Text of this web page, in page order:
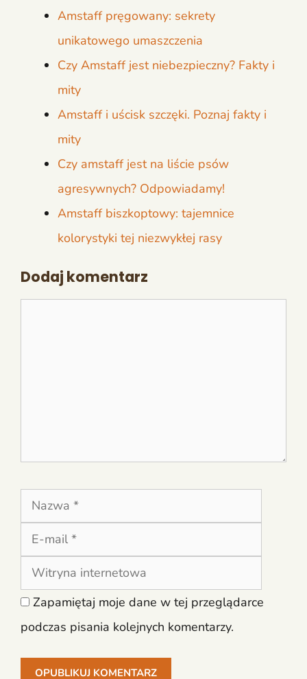
Amstaff pręgowany: sekrety
unikatowego umaszczenia
Czy Amstaff jest niebezpieczny? Fakty i
mity
Amstaff i uścisk szczęki. Poznaj fakty i
mity
Czy amstaff jest na liście psów
agresywnych? Odpowiadamy!
Amstaff biszkoptowy: tajemnice
kolorystyki tej niezwykłej rasy
Dodaj komentarz
Nazwa
Zapamiętaj moje dane w tej przeglądarce
podczas pisania kolejnych komentarzy.